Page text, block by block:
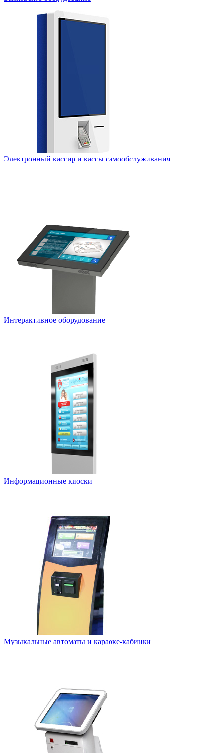
Электронный кассир и кассы самообслуживания
Интерактивное оборудование
Информационные киоски
Музыкальные автоматы и караоке-кабинки